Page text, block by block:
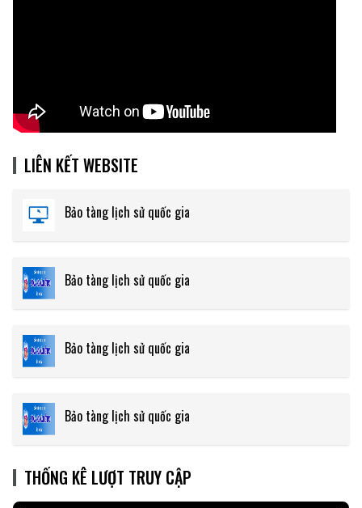
LIÊN KẾT WEBSITE
Bảo tàng lịch sử quốc gia
Bảo tàng lịch sử quốc gia
Bảo tàng lịch sử quốc gia
Bảo tàng lịch sử quốc gia
THỐNG KÊ LƯỢT TRUY CẬP